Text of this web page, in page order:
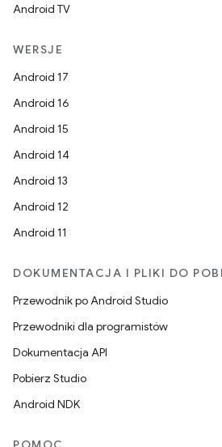
Android TV
WERSJE
Android 17
Android 16
Android 15
Android 14
Android 13
Android 12
Android 11
DOKUMENTACJA I PLIKI DO
Przewodnik po Android Studio
Przewodniki dla programistów
Dokumentacja API
Pobierz Studio
Android NDK